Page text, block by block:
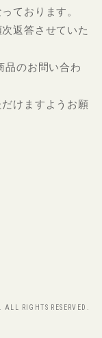
ております。
返答させていた
品のお問い合わ
けますようお願
RIGHTS RESERVED.